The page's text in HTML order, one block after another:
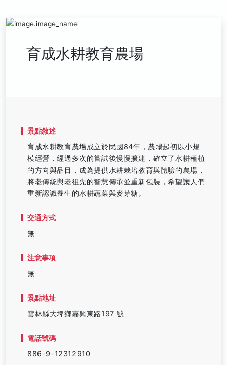
育成水耕教育農場
景點敘述
育成水耕教育農場成立於民國84年，農場起初以小規
模經營，經過多次的嘗試後慢慢擴建，確立了水耕種植
的方向與品目，成為提供水耕栽培教育與體驗的農場，
將老傳統與老祖先的智慧傳承並重新包裝，希望讓人們
重新認識養生的水耕蔬菜與麥芽糖。
交通方式
無
注意事項
無
景點地址
雲林縣大埤鄉嘉興東路197 號
電話號碼
886-9-12312910